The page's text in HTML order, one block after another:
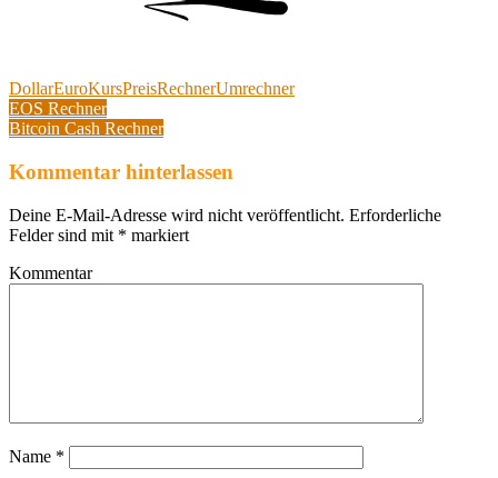
DollarEuroKursPreisRechnerUmrechner
Beitragsnavigation
Vorheriger
Beitrag:
EOS Rechner
Nächster
Bitcoin Cash Rechner
Kommentar hinterlassen
Deine E-Mail-Adresse wird nicht veröffentlicht. Erforderliche
Felder sind mit * markiert
Kommentar
Name *